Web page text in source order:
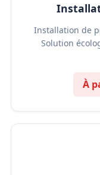
Installation de
Solution
À